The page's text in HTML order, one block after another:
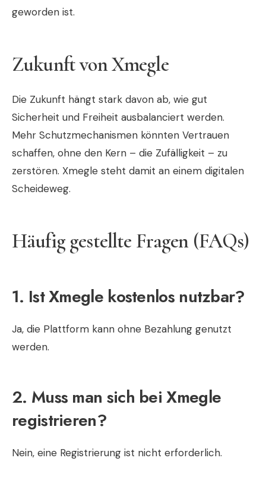
geworden ist.
Zukunft von Xmegle
Die Zukunft hängt stark davon ab, wie gut
Sicherheit und Freiheit ausbalanciert werden.
Mehr Schutzmechanismen könnten Vertrauen
schaffen, ohne den Kern – die Zufälligkeit – zu
zerstören. Xmegle steht damit an einem digitalen
Scheideweg.
Häufig gestellte Fragen (FAQs)
1. Ist Xmegle kostenlos nutzbar?
Ja, die Plattform kann ohne Bezahlung genutzt
werden.
2. Muss man sich bei Xmegle
registrieren?
Nein, eine Registrierung ist nicht erforderlich.